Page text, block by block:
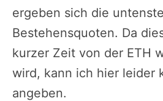
ergeben sich die
Bestehensquoten. Da
kurzer Zeit von der ETH
wird, kann ich hier leider
angeben.